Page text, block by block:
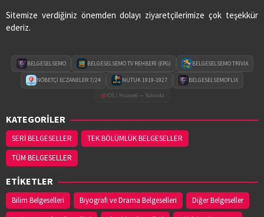
Sitemize verdiğiniz önemden dolayı ziyaretçilerimize çok teşekkür
ederiz.
BELGESELSEMO BELGESELSEMO TV REHBERİ (EPG) BELGESELSEMO TRIVIA
NÖBETÇİ ECZANELER 7/24 NUTUK 1919-1927
BELGESELSEMOFLIX
iOS / Huawei — Yakında
KATEGORİLER
SERİ BELGESELLER
TEK BÖLÜMLÜK BELGESELLER
TÜM BELGESELLER
ETİKETLER
Bilim Belgeselleri Biyografi ve Drama Belgeselleri
Diğer Belgeseller